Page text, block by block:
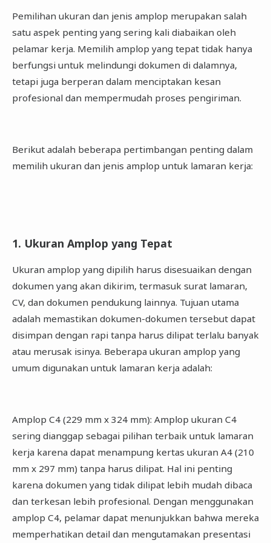
Pemilihan ukuran dan jenis amplop merupakan salah
satu aspek penting yang sering kali diabaikan oleh
pelamar kerja. Memilih amplop yang tepat tidak hanya
berfungsi untuk melindungi dokumen di dalamnya,
tetapi juga berperan dalam menciptakan kesan
profesional dan mempermudah proses pengiriman.
Berikut adalah beberapa pertimbangan penting dalam
memilih ukuran dan jenis amplop untuk lamaran kerja:
1. Ukuran Amplop yang Tepat
Ukuran amplop yang dipilih harus disesuaikan dengan
dokumen yang akan dikirim, termasuk surat lamaran,
CV, dan dokumen pendukung lainnya. Tujuan utama
adalah memastikan dokumen-dokumen tersebut dapat
disimpan dengan rapi tanpa harus dilipat terlalu banyak
atau merusak isinya. Beberapa ukuran amplop yang
umum digunakan untuk lamaran kerja adalah:
Amplop C4 (229 mm x 324 mm): Amplop ukuran C4
sering dianggap sebagai pilihan terbaik untuk lamaran
kerja karena dapat menampung kertas ukuran A4 (210
mm x 297 mm) tanpa harus dilipat. Hal ini penting
karena dokumen yang tidak dilipat lebih mudah dibaca
dan terkesan lebih profesional. Dengan menggunakan
amplop C4, pelamar dapat menunjukkan bahwa mereka
memperhatikan detail dan mengutamakan presentasi